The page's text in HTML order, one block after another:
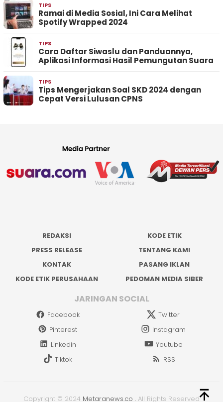
TIPS
Ramai di Media Sosial, Ini Cara Melihat
Spotify Wrapped 2024
TIPS
Cara Daftar Siwaslu dan Panduannya,
Aplikasi Informasi Hasil Pemungutan Suara
TIPS
Tips Mengerjakan Soal SKD 2024 dengan
Cepat Versi Lulusan CPNS
REDAKSI
KODE ETIK
PRESS RELEASE
TENTANG KAMI
KONTAK
PASANG IKLAN
KODE ETIK PERUSAHAAN
PEDOMAN MEDIA SIBER
JARINGAN SOCIAL
Facebook
Twitter
Pinterest
Instagram
Linkedin
Youtube
Tiktok
RSS
Copyright © 2024 Metaranews.co . All Rights Reserved